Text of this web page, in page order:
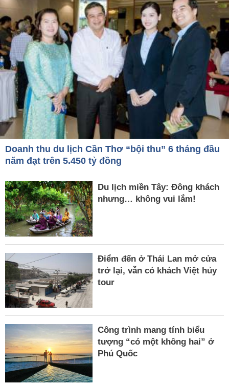
Doanh thu du lịch Cần Thơ “bội thu” 6 tháng đầu
năm đạt trên 5.450 tỷ đồng
Du lịch miền Tây: Đông khách
nhưng… không vui lắm!
Điểm đến ở Thái Lan mở cửa
trở lại, vẫn có khách Việt hủy
tour
Công trình mang tính biểu
tượng “có một không hai” ở
Phú Quốc